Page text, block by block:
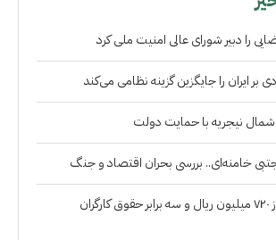
را دبیر شورای عالی امنیت ملی کرد
بر ایران را جایگزین گزینه نظامی می‌کند
خامنه‌ای.. بررسی بحران اقتصاد و جنگ